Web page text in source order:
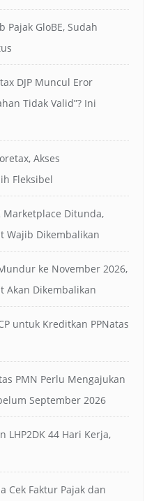
Pajak GloBE, Sudah
DJP Muncul Eror
Tidak Valid”? Ini
Akses
Fleksibel
Marketplace Ditunda,
Wajib Dikembalikan
ke November 2026,
Akan Dikembalikan
untuk Kreditkan PPNatas
PMN Perlu Mengajukan
September 2026
LHP2DK 44 Hari Kerja,
Cek Faktur Pajak dan